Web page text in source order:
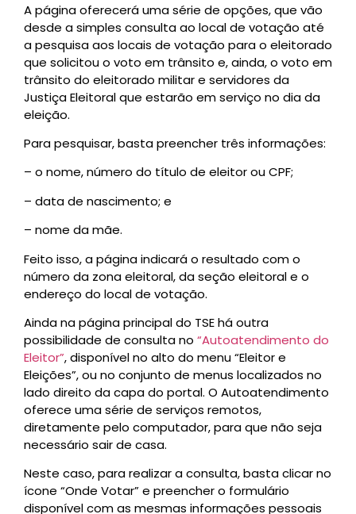
A página oferecerá uma série de opções, que vão
desde a simples consulta ao local de votação até
a pesquisa aos locais de votação para o eleitorado
que solicitou o voto em trânsito e, ainda, o voto em
trânsito do eleitorado militar e servidores da
Justiça Eleitoral que estarão em serviço no dia da
eleição.
Para pesquisar, basta preencher três informações:
– o nome, número do título de eleitor ou CPF;
– data de nascimento; e
– nome da mãe.
Feito isso, a página indicará o resultado com o
número da zona eleitoral, da seção eleitoral e o
endereço do local de votação.
Ainda na página principal do TSE há outra
possibilidade de consulta no “Autoatendimento do
Eleitor”, disponível no alto do menu “Eleitor e
Eleições”, ou no conjunto de menus localizados no
lado direito da capa do portal. O Autoatendimento
oferece uma série de serviços remotos,
diretamente pelo computador, para que não seja
necessário sair de casa.
Neste caso, para realizar a consulta, basta clicar no
ícone “Onde Votar” e preencher o formulário
disponível com as mesmas informações pessoais